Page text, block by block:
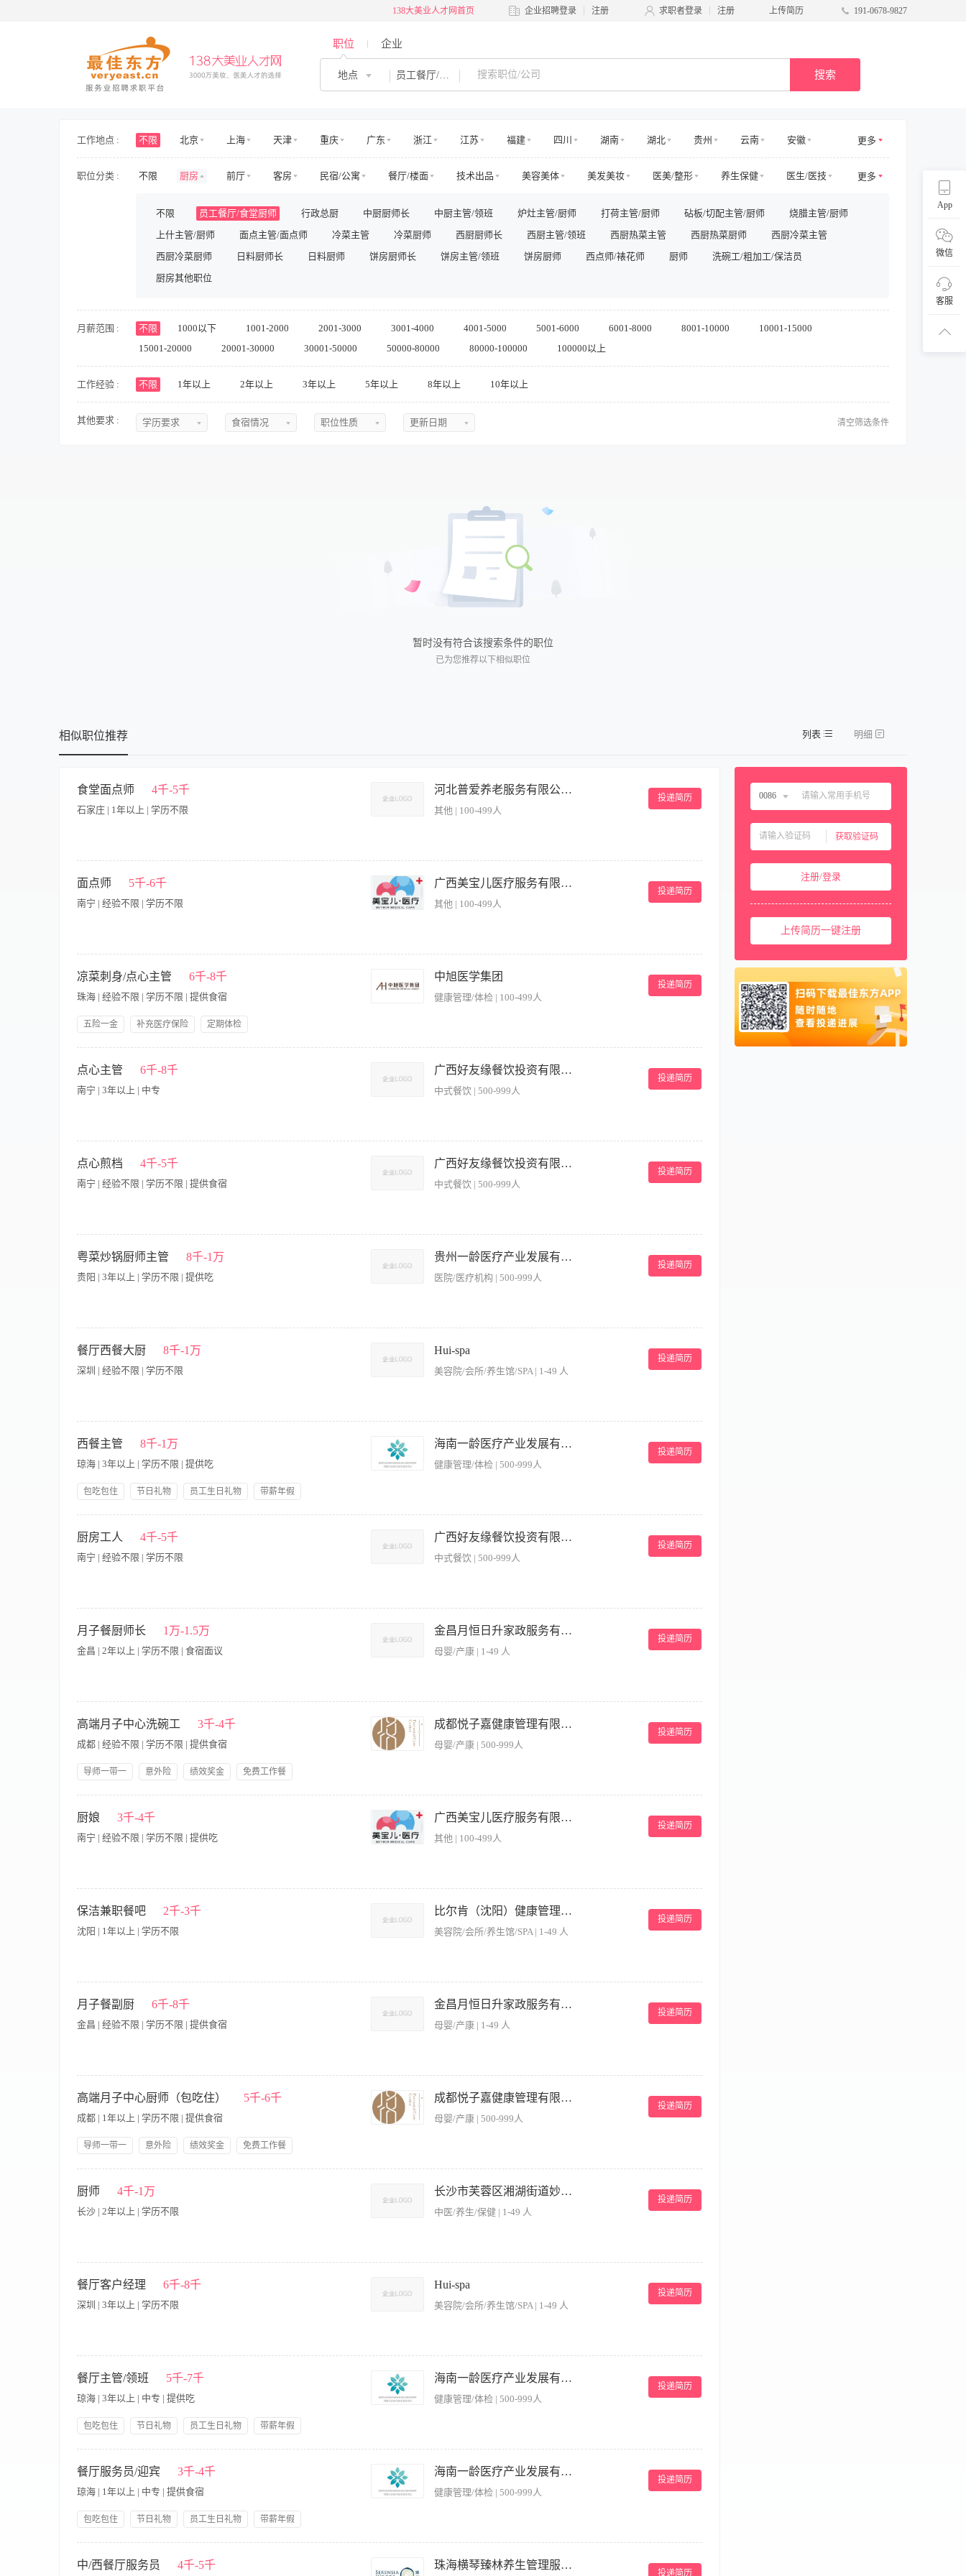
138大美业人才网首页 企业招聘登录 注册 求职者登录 注册 上传简历 191-0678-9827
职位 企业
地点 员工餐厅/食堂厨师 搜索
App
扫码
微信
客服
工作地点 : 不限 北京 上海 天津 重庆 广东 浙江 江苏 福建 四川 湖南 湖北 贵州 云南
安徽
海南
山东 山西 河北 河南 吉林 江西 辽宁 陕西 黑龙江 青海 甘肃 台湾 广西
宁夏
新疆
西藏 内蒙古 香港 澳门 国外
更多
职位分类 : 不限 厨房 前厅 客房 民宿/公寓 餐厅/楼面 技术出品 美容美体 美发美妆 医美/整形 养生保健
医生/医技
房地产开发
房地产规划与设计 房地产销售/中介 房地产工程 高层管理 市场/运营 销售/商务拓展 收益/预订
客服及支持
人力资源
行政 财务/审计/税务 法务/咨询 IT/电脑 工程/维修 安保/消防 生产营运 采购/物流 供应链
直播
影视/演出
储备/实习 兼职 其他
不限 员工餐厅/食堂厨师 行政总厨 中厨厨师长 中厨主管/领班 炉灶主管/厨师 打荷主管/厨师 砧板/切配主管/厨师
烧腊主管/厨师
上什主管/厨师
面点主管/面点师 冷菜主管 冷菜厨师 西厨厨师长 西厨主管/领班 西厨热菜主管 西厨热菜厨师
西厨冷菜主管
西厨冷菜厨师
日料厨师长 日料厨师 饼房厨师长 饼房主管/领班 饼房厨师 西点师/裱花师 厨师
洗碗工/粗加工/保洁员
厨房其他职位
更多
月薪范围 : 不限 1000以下 1001-2000 2001-3000 3001-4000 4001-5000 5001-6000 6001-8000 8001-10000
10001-15000
15001-20000
20001-30000 30001-50000 50000-80000 80000-100000 100000以上
工作经验 : 不限 1年以上 2年以上 3年以上 5年以上 8年以上 10年以上
其他要求 : 学历要求 食宿情况 职位性质 更新日期 清空筛选条件
暂时没有符合该搜索条件的职位
已为您推荐以下相似职位
相似职位推荐
食堂面点师 4千-5千
石家庄 | 1年以上 | 学历不限
河北普爱养老服务有限公司东二环裕华养护中心
其他 | 100-499人
投递简历
品及原料摆放有序、整齐，无变质或霉变物品； 4.善于钻研和创新，结合季节变化、老人饮食需求等不断创新适合老人的面点； 5.完成领导交办的临时任务。 任职条
件 1.学历、专业要求：初中及以上学历，无专业要求 2.性别及年龄要求：性别不限，年龄要求25-50周岁 3.工作经验要求：1年以上面点工作经验 4.专业知识及技能要
求：无 5.能力素质要求：工作认真负责，注重提高厨艺水平；吃苦耐劳，服务热情，虚心接受合理意见，不断改进工作中的不足 6.其他要求：无传染性疾病，有驾驶
面点师 5千-6千
南宁 | 经验不限 | 学历不限
广西美宝儿医疗服务有限公司
其他 | 100-499人
投递简历
等工作; 3、西式饼干与甜点制作，欧式蛋糕与小西点根据客户的饮食口味及时作出烹饪方法调整，有菜品研发经验者优先; (3)任职要求: 1、年龄25-45岁,身体健康，具
有厨师从业资格证，健康证; 2、具有3年以上工作经验，有月子中心、母婴相关行业工作经验优先录用; 3、热爱本职工作，有团队合作精神，为人踏实，积极肯干。服
从分配，对 工作认真负责; 4、掌握蒸煮时间和用气规律，认真钻研业务，不断提高面点制作的技术水 平; 5、具有良好的安全防范意识、责任心、职业道德、团队合
作、沟通协调能 力。 (4)福利待遇:底薪+奖励+好评奖+生日节假日福利+月休4天
凉菜刺身/点心主管 6千-8千
珠海 | 经验不限 | 学历不限 | 提供食宿
五险一金 补充医疗保险 定期体检
中旭医学集团
健康管理/体检 | 100-499人
投递简历
行食品卫生法则，把好质量关，做好本区域卫生，要求工具清洁，摆放整齐。 4、掌握食品成本核算，协助厨师长制定点心出品方案。 5、按季节定期更换花色品种，
不断改革更新，满足客人要求。 6、合理使用原材料，降低食材成本。 【岗位要求】 1、 有在星级酒店或餐厅从事面点和早茶制作工作经验。 2、 熟悉餐饮的相关知
识及礼仪。 3、 熟练面点制作工艺及高超技能。
点心主管 6千-8千
南宁 | 3年以上 | 中专
广西好友缘餐饮投资有限公司
中式餐饮 | 500-999人
投递简历
领导交办的其他工作事项 要求 1.有三年以上的学校、食堂包子或大型包点工厂的生产经验（会操作包子机设备） 2.能针对性生产食堂需求的包点品种，有一定的产品
点心煎档 4千-5千
南宁 | 经验不限 | 学历不限 | 提供食宿
广西好友缘餐饮投资有限公司
中式餐饮 | 500-999人
投递简历
与卫生； 3、协助研发新式点心产品，参与菜单更新与改良； 4、维护煎档区域的设备清洁与日常保养，确保工作环境符合卫生标准； 5、根据营业需求合理备料，控
制食材损耗，降低运营成本； 6、配合团队完成高峰期出品任务，保证出餐效率与时效性。 【岗位要求】 1、具备点心制作基础技能，会炸油条等； 2、工作细致认
真，能适应餐饮行业快节奏工作环境； 3、身体健康，持有有效健康证，严格遵守食品安全操作规范； 4、具备团队协作意识，服从工作安排；
粤菜炒锅厨师主管 8千-1万
贵阳 | 3年以上 | 学历不限 | 提供吃
贵州一龄医疗产业发展有限公司
医院/医疗机构 | 500-999人
投递简历
进行菜单优化与成本控制； 3. 严格把控食材质量与加工环节，执行厨房卫生、安全及设备管理规范，杜绝食品安全隐患； 4. 协助行政总厨完成食材验收、库存盘点、
物料申领等工作，保障厨房日常运营顺畅； 5. 针对特殊饮食需求（如低盐、低脂、养生餐）进行定制化出品，满足医疗健康企业员工及客户的健康需求。 【岗位要
求】 1. 学历、经验、年龄不限，具备粤菜炒锅实操能力，能独立完成出餐工作； 2. 熟悉粤菜烹饪技法（如镬气小炒、煲仔、焖炖等），对传统与创新菜品均有较好把
餐厅西餐大厨 8千-1万
深圳 | 经验不限 | 学历不限
Hui-spa
美容院/会所/养生馆/SPA | 1-49 人
投递简历
备、人员协调和工作安排。 · 控制后厨成本，优化食材利用率，减少损耗。 · 确保后厨环境卫生、食品安全及操作规范符合国家法规。 · 任职要求： · 五年以上西厨房
工作经验，至少两年以上主厨或副主厨经验。 · 精通西餐烹饪技法，具备扎实的基本功和创新能力。 · 对中国融合菜系有浓厚兴趣，能够将西餐技艺与植物性食材相
结合。 · 具备良好的成本控制意识和厨房管理能力。 · 有团队合作精神，能承受工作压力。 · （加分项）有高端素食餐厅或任何酒店西餐经历，注重健康理念的餐厅工
作经验。
西餐主管 8千-1万
琼海 | 3年以上 | 学历不限 | 提供吃
包吃包住 节日礼物 员工生日礼物
带薪年假
海南一龄医疗产业发展有限公司
健康管理/体检 | 500-999人
投递简历
3、负责西餐菜单研发与更新，定期评估菜品表现，优化成本结构 4、组织员工培训，提升团队专业技能和服务意识，建立高效服务团队 5、监督食品安全及卫生标准
执行，确保符合行业规范及公司要求 6、分析经营数据，制定改进方案，达成业绩指标 7、处理客户投诉及突发事件，维护餐厅声誉 【岗位要求】 1、3年以上西餐厅
管理经验，熟悉西餐运营全流程 2、精通西餐菜品知识及服务标准，具备菜单设计能力 3、优秀的团队管理能力，能有效激励员工 4、具备成本控制意识及数据分析能
厨房工人 4千-5千
南宁 | 经验不限 | 学历不限
广西好友缘餐饮投资有限公司
中式餐饮 | 500-999人
投递简历
日。次月15日结工资。 上班时间：2:30-10:30 工作地址:南宁市江南区海城路19号龙光云汇鲜智慧港 报名联系人：梁女士17344528168(微信同号） 陆主管
月子餐厨师长 1万-1.5万
金昌 | 2年以上 | 学历不限 | 食宿面议
金昌月恒日升家政服务有限公司
母婴/产康 | 1-49 人
投递简历
科学滋补、营养均衡。 2、严格把控食材采购验收、清洗处理、烹饪制作全流程，遵守食品卫生安全规范，杜绝食品安全隐患，保证餐食干净、新鲜、健康。 熟练掌
握月子餐烹饪技巧，擅长药膳调理、少油少盐清淡烹饪，规避回奶、寒凉食材，兼顾口感与产后调理功效，助力宝妈身体恢复与乳汁分泌。 及时收集宝妈对餐食的反
馈，灵活调整菜品口味、种类，持续优化月子餐菜单，提升用餐体验。 3、负责厨房环境卫生、厨具餐具清洁消毒，保持操作区域整洁有序，做好食材存储与成本管
控，杜绝浪费。 4、配合门店运营需求，完成餐食出品、配送衔接等相关工作，遵守门店各项管理制度。 任职要求 1、年龄28-50岁，持有健康证，5年及以上厨师从
业经验，2年及以上月子餐/营养餐定制制作经验，有月子中心、高端家政、母婴机构主厨经验者优先。 精通中式烹饪，熟练掌握产后营养知识，了解不同体质产妇
（顺产、剖腹产、体质虚寒/燥热等）的饮食禁忌与调理需求，能独立研发定制月子餐食谱。 2、注重食材营养保留，擅长药膳搭配、滋补汤品、月子主食、催乳菜品
安全法规，具备良好的卫生习惯、职业素养，服从管理，团队协作能力佳。 薪
高端月子中心洗碗工 3千-4千
成都 | 经验不限 | 学历不限 | 提供食宿
导师一带一 意外险 绩效奖金
免费工作餐
成都悦子嘉健康管理有限公司
母婴/产康 | 500-999人
投递简历
后厨工作经验 3.能吃苦耐劳，有团队意识 三、薪资福利 1.我们有健全的福利体系（包吃包住，提供社保、雇主责任险、带薪年假、生日&节日福利、团建等），让你
感受到爱的氛围 2.在这里有一个好的平台任你发挥，良好的工作氛围，每月准时发薪
厨娘 3千-4千
南宁 | 经验不限 | 学历不限 | 提供吃
广西美宝儿医疗服务有限公司
其他 | 100-499人
投递简历
服从安排 4.做事细心，有责任感 薪资待遇： 试用期3500，转正+绩效 排班制，月休4天，三班倒，包工作餐 上班地点：英华路10号 上班时间 早班:7:00——16:00中
班:7:00——13:00 16:30——21:00晚班:12:00——21:00 一周轮一次班，不可以固定班次
保洁兼职餐吧 2千-3千
沈阳 | 1年以上 | 学历不限
比尔肯（沈阳）健康管理有限公司
美容院/会所/养生馆/SPA | 1-49 人
投递简历
19:00（上一休一） 岗位要求： 年龄58岁以下 在家会做饭的优先考虑 薪资待遇：每天125元（含餐补） 地址：沈阳市和平区青年大街新世界大酒店5楼SPA会馆 联系
月子餐副厨 6千-8千
金昌 | 经验不限 | 学历不限 | 提供食宿
金昌月恒日升家政服务有限公司
母婴/产康 | 1-49 人
投递简历
出餐：可根据产妇顺产、剖腹产、顺产侧切、产后体虚、妊娠期糖尿病、下奶/回奶等不同体质，自主搭配一日5餐（三餐正餐+两顿加餐），独立完成食材预处理、烹
饪、分装、按时送餐整套工作，无需主厨全程盯控。 配合主厨完善月子食谱：跟进产后四阶段食补（排恶露、修复、催乳、滋补），优化菜品口味、荤素配比，定期
更新时令月子菜品；做好每日食材清点、报采，精准核算用料，减少食材损耗。 厨房环境卫生管控：严格遵循母婴厨房食品安全标准，厨具消毒、生熟分开、冰箱分
类存放食材，每日后厨清洁、消杀，符合月子中心卫生验收要求。 餐品问题跟进：收集宝妈用餐反馈，及时调整菜品软硬、口味、滋补配比；妥善处理餐食异议，配
合护理、营养师优化餐单。 辅助后厨日常：主厨休息/休假期间全权顶岗，统筹当日所有月子餐制作、出餐工作。 三、任职要求 有月子餐/营养餐/私房膳食烹饪经验，
能独立单兵完成整栋/批量月子餐出品，熟悉产后饮食禁忌、药膳食补常识； 懂荤素搭配、少油少盐低糖烹饪，擅长汤品、月子粥、面点、滋补小菜制作； 持有健康
先，能快速上手上岗。 四、福利待遇（可选补充） 月休4天，包吃住/餐补，法定节假日加班补贴； 试用期1-3个月，转正后按能力上调薪资，绩效奖金按月结算； 环
境干净舒适，工作环境为高端月子会所，工作强度低于饭店后厨。
高端月子中心厨师（包吃住） 5千-6千
成都 | 1年以上 | 学历不限 | 提供食宿
导师一带一 意外险 绩效奖金
免费工作餐
成都悦子嘉健康管理有限公司
母婴/产康 | 500-999人
投递简历
25~40岁 2、1年及以上炉台川菜或粤菜工作经验，有月子中心工作经验优先 3、具备切配及打荷能力 4、踏实、细心、有责任心 三、薪资福利 1、我们有健全的福利体
系（包吃包住，提供社保+雇主责任险、带薪年假、生日&节日福利、团建等），让你感受到爱的氛围 2、在这里有一个好的平台任你发挥，良好的工作氛围，每月准
时发薪
厨师 4千-1万
长沙 | 2年以上 | 学历不限
长沙市芙蓉区湘湖街道妙真堂养生馆
中医/养生/保健 | 1-49 人
投递简历
洁、食材分类存放，符合食品安全要求。 4. 配合店内出餐，保证出餐时效。 5. 负责食材验收、切配、腌制、加工等基础工作。 6. 遵守厨房纪律，服从店长安排，配
合团队协作。 7. 定期维护设备，发现问题及时上报。 二、任职要求 1. 年龄 18–55岁，身体健康，持有健康证。 2. 有 1年以上 同岗位工作经验，熟悉家常菜/湘菜/粤菜/
特色菜优先。 3. 熟悉厨房操作流程，会切配、掌握火候与调味。 4. 吃苦耐劳，能适应轮班/节假日上班。 5. 干净整洁、责任心强、无不良嗜好，服从管理。 6. 有团队
餐厅客户经理 6千-8千
深圳 | 3年以上 | 学历不限
Hui-spa
美容院/会所/养生馆/SPA | 1-49 人
投递简历
与店内团队紧密协作，确保各类宴请活动的顺利执行和客户满意度。 · 建立并更新客户档案，进行定期回访与关系维护，提升客户黏性与复购。 · 完成公司制定的销
售目标，并积极收集市场及客户反馈，助力品牌优化。 · 任职要求： · 三年以上高端餐饮、酒店、会所或相关行业的销售/客户管理经验。 · 具备优秀的商务洽谈、客
户开发和关系维护能力。 · 形象气质佳，沟通表达能力强，有抗压能力，有出色的服务意识和应变能力。 · 具备良好的团队协作精神和结果导向意识。 · 对宴请市场有
独到见解，能向客户清晰阐述若兰慈的独特价值。
餐厅主管/领班 5千-7千
琼海 | 3年以上 | 中专 | 提供吃
包吃包住 节日礼物 员工生日礼物
带薪年假
海南一龄医疗产业发展有限公司
健康管理/体检 | 500-999人
投递简历
良好形象 4、控制食材成本与损耗，定期盘点库存并提交采购需求 5、执行卫生清洁标准，配合监管部门检查工作 【岗位要求】 1、具备餐饮服务行业工作经验，有团
队管理经验优先 2、熟悉餐厅运营流程及食品安全规范 3、具备较强的沟通协调能力和应急处理能力 4、能适应早晚班轮换工作制 5、工作细致认真，具有服务意识和
责任心
餐厅服务员/迎宾 3千-4千
琼海 | 1年以上 | 中专 | 提供食宿
包吃包住 节日礼物 员工生日礼物
带薪年假
海南一龄医疗产业发展有限公司
健康管理/体检 | 500-999人
投递简历
行保管。 3. 迎接宾客，引导宾客到预订台位或宾客满意的台位。 4. 客满时，负责安排好后到的宾客，使宾客乐于等位。 5. 随时注意听取宾客的意见，及时向上级反
中/西餐厅服务员 4千-5千 珠海横琴臻林养生管理服务有限公司
投递简历
列表 明细
0086
获取验证码
注册/登录
上传简历一键注册
中国大陆 0086
中国澳门 00853
西班牙
泰国 0066
柬埔寨 00855
00971